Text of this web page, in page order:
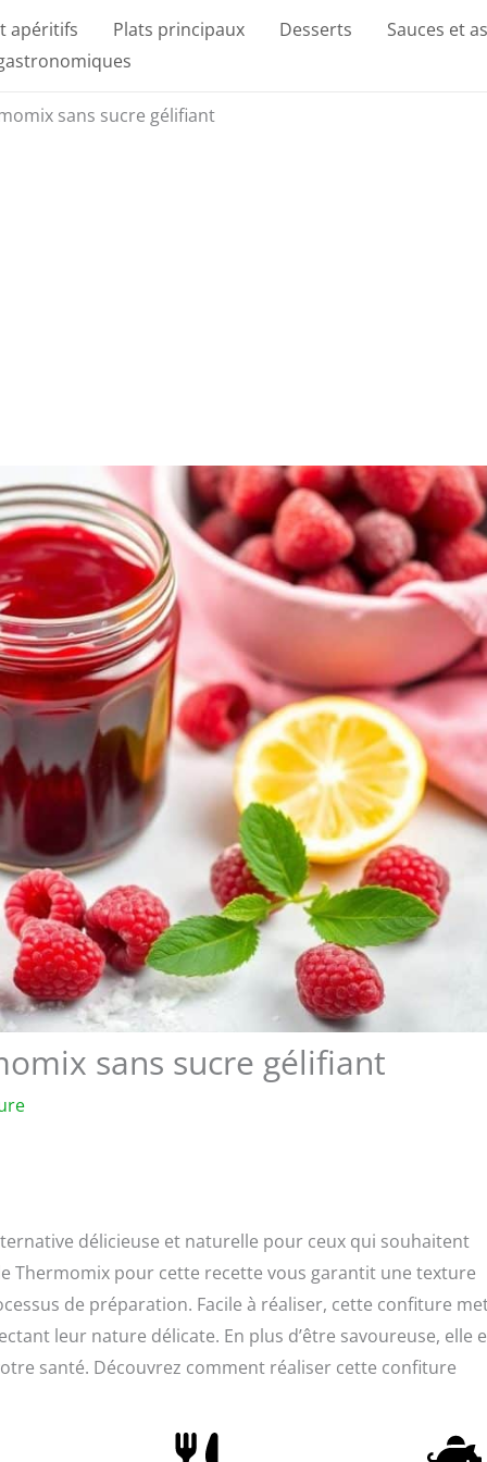
apéritifs Plats principaux Desserts
Sauces et
sans sucre gélifiant
sans sucre gélifiant
délicieuse et naturelle pour ceux qui souhaitent
Thermomix pour cette recette vous garantit une texture
de préparation. Facile à réaliser, cette confiture
leur nature délicate. En plus d’être savoureuse, elle
santé. Découvrez comment réaliser cette confiture